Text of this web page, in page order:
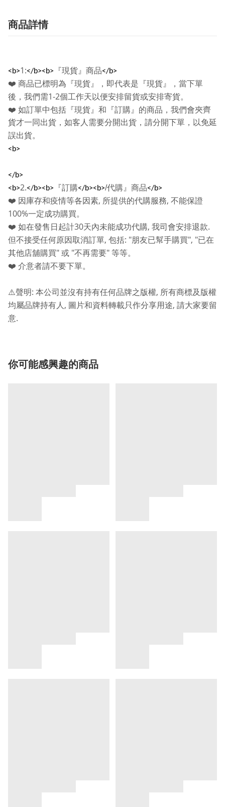
商品詳情
<b>1:</b><b> 『現貨』商品</b>
❤️ 商品已標明為『現貨』，即代表是『現貨』，當下單
後，我們需1-2個工作天以便安排留貨或安排寄貨。
❤️ 如訂單中包括『現貨』和『訂購』的商品，我們會夾齊
貨才一同出貨，如客人需要分開出貨，請分開下單，以免延
誤出貨。
<b>
</b>
<b>2.</b><b> 『訂購</b><b>/代購』商品</b>
❤️ 因庫存和疫情等各因素, 所提供的代購服務, 不能保證
100%一定成功購買。
❤️ 如在發售日起計30天內未能成功代購, 我司會安排退款.
但不接受任何原因取消訂單, 包括: "朋友已幫手購買", "已在
其他店舖購買" 或 "不再需要" 等等。
❤️ 介意者請不要下單。
⚠️聲明: 本公司並沒有持有任何品牌之版權, 所有商標及版權
均屬品牌持有人 , 圖片和資料轉載只作分享用途, 請大家要留
意.
你可能感興趣的商品